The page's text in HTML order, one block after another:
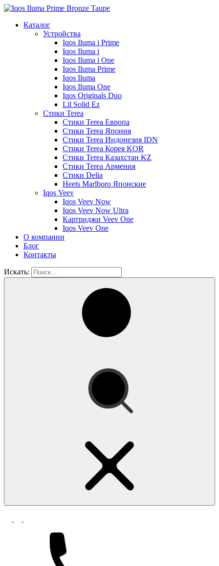
Каталог
Устройства
Iqos Iluma i Prime
Iqos Iluma i
Iqos Iluma i One
Iqos Iluma Prime
Iqos Iluma
Iqos Iluma One
Iqos Originals Duo
Lil Solid Ez
Стики Terea
Cтики Terea Европа
Стики Terea Япония
Стики Terea Индонезия IDN
Стики Terea Корея KOR
Стики Terea Казахстан KZ
Стики Terea Армения
Стики Delia
Heets Marlboro Японские
Iqos Veev
Iqos Veev Now
Iqos Veev Now Ultra
Картриджи Veev One
Iqos Veev One
О компании
Блог
Контакты
Искать: